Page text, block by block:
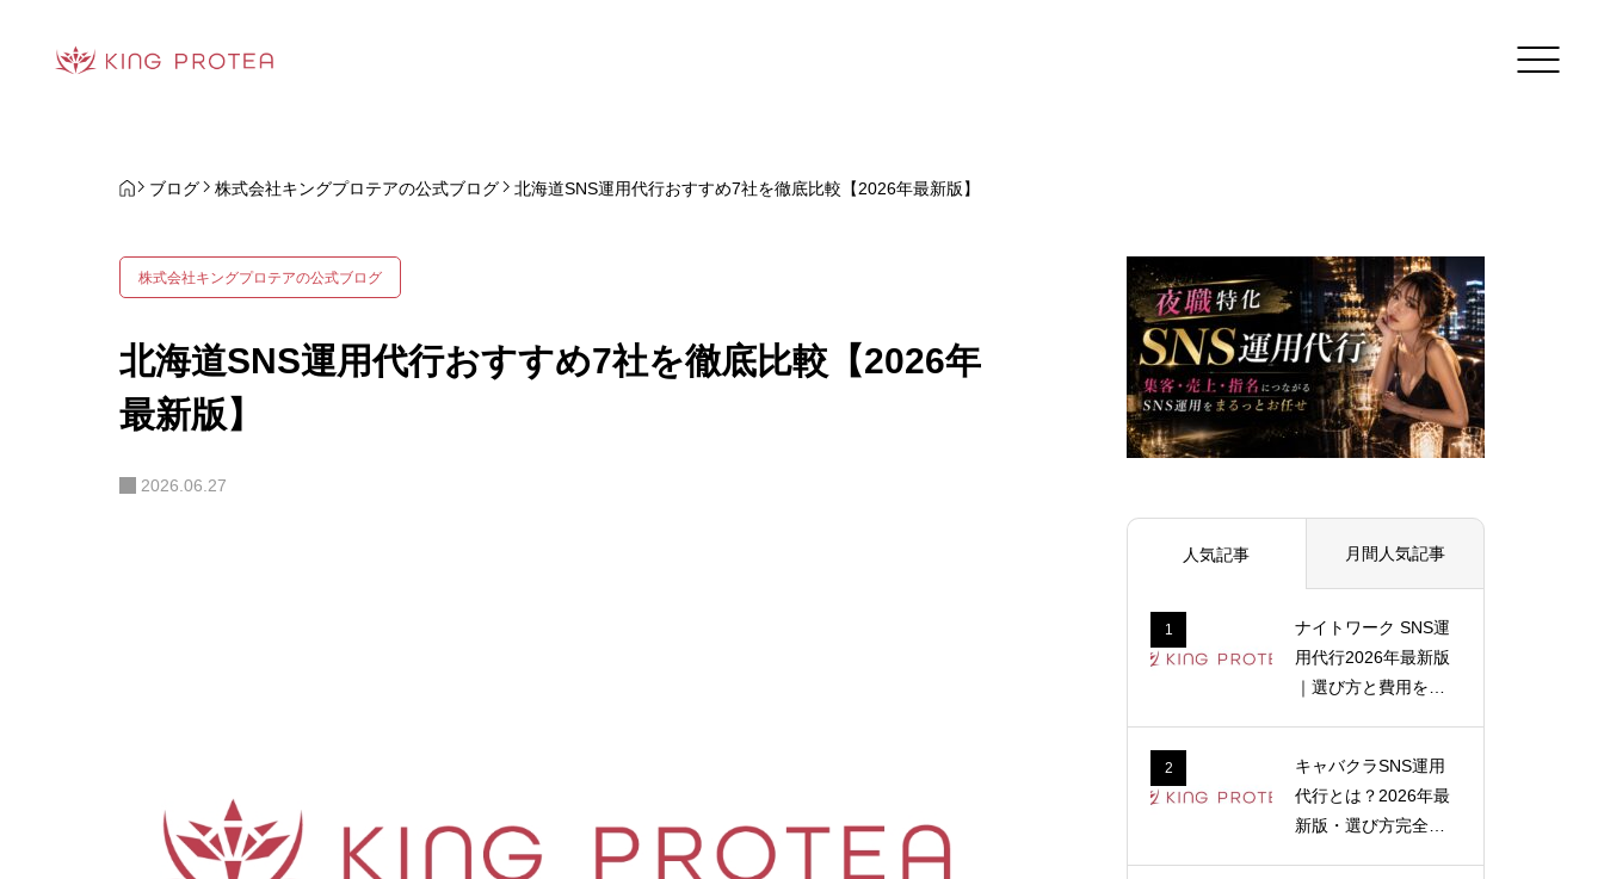
ブログ 株式会社キングプロテアの公式ブログ 北海道SNS運用代行おすすめ7社を徹底比較【2026年最新版】
株式会社キングプロテアの公式ブログ
北海道SNS運用代行おすすめ7社を徹底比較【2026年
最新版】
2026.06.27
人気記事 月間人気記事
1
ナイトワーク SNS運
用代行2026年最新版
｜選び方と費用を解
2
キャバクラSNS運用
代行とは？2026年最
新版・選び方完全ガ